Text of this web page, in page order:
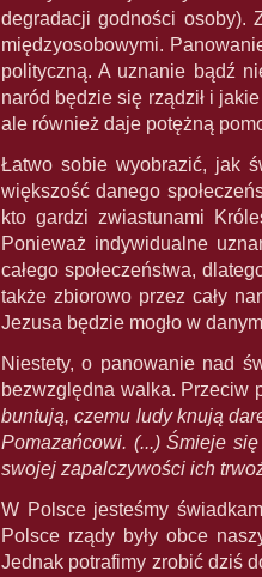
degradacji godności osoby).
międzyosobowymi.
polityczną. A uznanie bądź
naród będzie się rządził i
ale również daje potężną
Łatwo sobie wyobrazić, jak
większość danego
kto gardzi zwiastunami
Ponieważ indywidualne
całego społeczeństwa,
także zbiorowo przez cały
Jezusa będzie mogło w
Niestety, o panowanie nad
bezwzględna walka. Przeciw
buntują, czemu ludy knują
Pomazańcowi. (...) Śmieje
swojej zapalczywości ich
W Polsce jesteśmy
Polsce rządy były obce
Jednak potrafimy zrobić dziś